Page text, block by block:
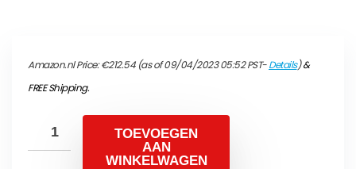
Amazon.nl Price:€212.54(as of 09/04/2023 05:52 PST-Details)&
FREE Shipping.
TOEVOEGEN
AAN
WINKELWAGEN